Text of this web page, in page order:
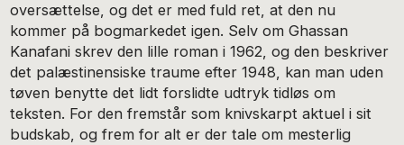
oversættelse, og det er med fuld ret, at den nu
kommer på bogmarkedet igen. Selv om Ghassan
Kanafani skrev den lille roman i 1962, og den beskriver
det palæstinensiske traume efter 1948, kan man uden
tøven benytte det lidt forslidte udtryk tidløs om
teksten. For den fremstår som knivskarpt aktuel i sit
budskab, og frem for alt er der tale om mesterlig